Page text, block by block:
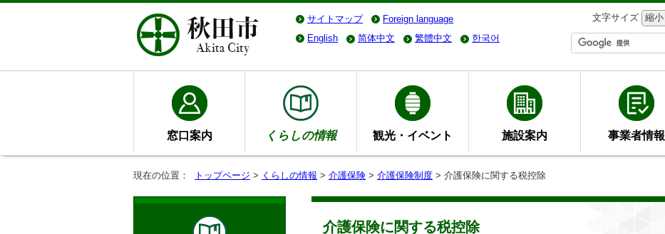
サイトマップ Foreign language 文字サイズ 縮小
English
简体中文 繁體中文 한국어
窓口案内 くらしの情報 観光・イベント 施設案内 事業者情報
現在の位置： トップページ > くらしの情報 > 介護保険 > 介護保険制度 > 介護保険に関する税控除
介護保険に関する税控除